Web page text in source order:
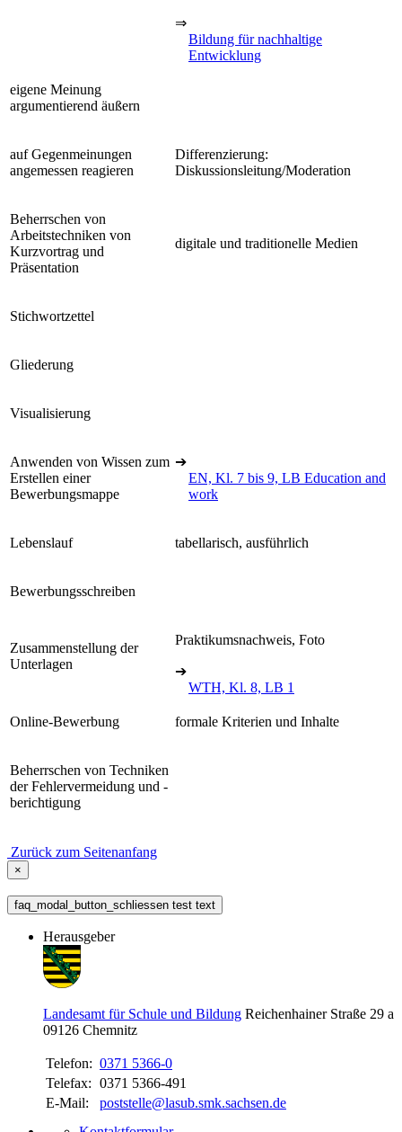
⇒
Bildung für nachhaltige
Entwicklung
eigene Meinung
argumentierend äußern
auf Gegenmeinungen
angemessen reagieren
Differenzierung:
Diskussionsleitung/Moderation
Beherrschen von
Arbeitstechniken von
Kurzvortrag und
Präsentation
digitale und traditionelle Medien
Stichwortzettel
Gliederung
Visualisierung
Anwenden von Wissen zum
Erstellen einer
Bewerbungsmappe
➔
EN, Kl. 7 bis 9, LB Education and
work
Lebenslauf tabellarisch, ausführlich
Bewerbungsschreiben
Zusammenstellung der
Unterlagen
Praktikumsnachweis, Foto
➔
WTH, Kl. 8, LB 1
Online-Bewerbung formale Kriterien und Inhalte
Beherrschen von Techniken
der Fehlervermeidung und -
berichtigung
Zurück zum Seitenanfang
×
faq_modal_button_schliessen test text
Herausgeber
Landesamt für Schule und Bildung Reichenhainer Straße 29 a
09126 Chemnitz
Telefon: 0371 5366-0
Telefax: 0371 5366-491
E-Mail:
poststelle@lasub.smk.sachsen.de